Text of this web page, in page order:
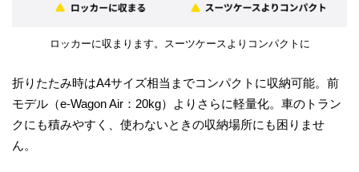
ロッカーに収まります。スーツケースよりコンパクトに
折りたたみ時はA4サイズ相当までコンパクトに収納可能。前
モデル（e-Wagon Air：20kg）よりさらに軽量化。車のトラン
クにも積みやすく、使わないときの収納場所にも困りませ
ん。